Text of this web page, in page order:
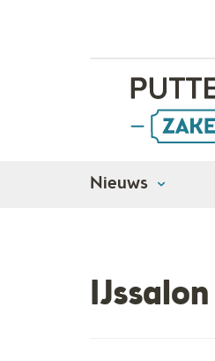
Nieuws
IJssalon